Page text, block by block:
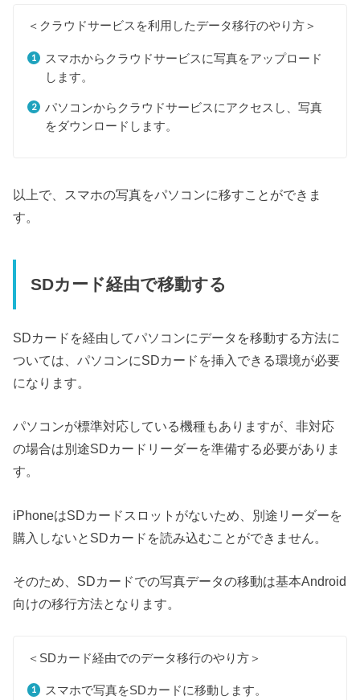
＜クラウドサービスを利用したデータ移行のやり方＞
スマホからクラウドサービスに写真をアップロード
します。
パソコンからクラウドサービスにアクセスし、写真
をダウンロードします。
以上で、スマホの写真をパソコンに移すことができま
す。
SDカード経由で移動する
SDカードを経由してパソコンにデータを移動する方法に
ついては、パソコンにSDカードを挿入できる環境が必要
になります。
パソコンが標準対応している機種もありますが、非対応
の場合は別途SDカードリーダーを準備する必要がありま
す。
iPhoneはSDカードスロットがないため、別途リーダーを
購入しないとSDカードを読み込むことができません。
そのため、SDカードでの写真データの移動は基本Android
向けの移行方法となります。
＜SDカード経由でのデータ移行のやり方＞
スマホで写真をSDカードに移動します。